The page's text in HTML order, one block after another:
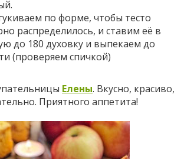
по форме, чтобы тесто
распределилось, и ставим её в
до 180 духовку и выпекаем до
(проверяем спичкой)
Елены. Вкусно, красиво,
Приятного аппетита!